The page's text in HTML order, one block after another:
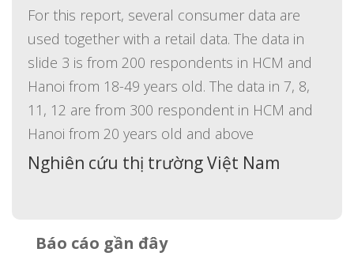
For this report, several consumer data are
used together with a retail data. The data in
slide 3 is from 200 respondents in HCM and
Hanoi from 18-49 years old. The data in 7, 8,
11, 12 are from 300 respondent in HCM and
Hanoi from 20 years old and above
Nghiên cứu thị trường Việt Nam
Báo cáo gần đây